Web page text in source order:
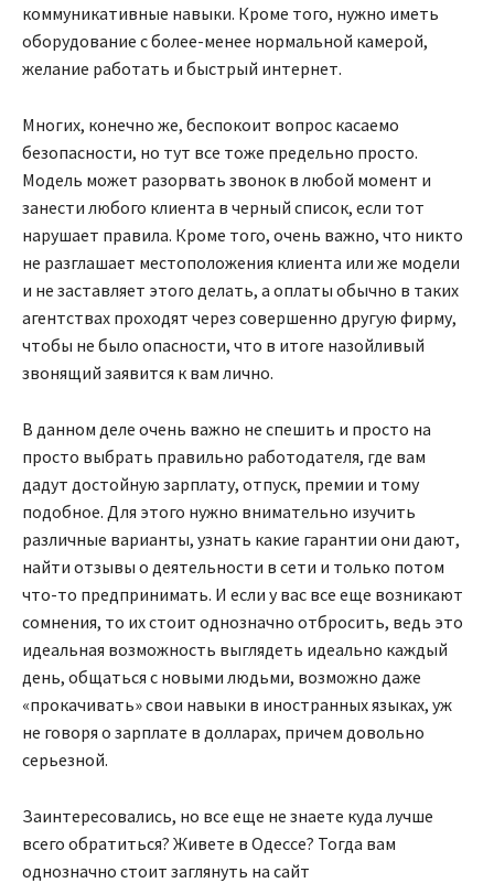
коммуникативные навыки. Кроме того, нужно иметь
оборудование с более-менее нормальной камерой,
желание работать и быстрый интернет.
Многих, конечно же, беспокоит вопрос касаемо
безопасности, но тут все тоже предельно просто.
Модель может разорвать звонок в любой момент и
занести любого клиента в черный список, если тот
нарушает правила. Кроме того, очень важно, что никто
не разглашает местоположения клиента или же модели
и не заставляет этого делать, а оплаты обычно в таких
агентствах проходят через совершенно другую фирму,
чтобы не было опасности, что в итоге назойливый
звонящий заявится к вам лично.
В данном деле очень важно не спешить и просто на
просто выбрать правильно работодателя, где вам
дадут достойную зарплату, отпуск, премии и тому
подобное. Для этого нужно внимательно изучить
различные варианты, узнать какие гарантии они дают,
найти отзывы о деятельности в сети и только потом
что-то предпринимать. И если у вас все еще возникают
сомнения, то их стоит однозначно отбросить, ведь это
идеальная возможность выглядеть идеально каждый
день, общаться с новыми людьми, возможно даже
«прокачивать» свои навыки в иностранных языках, уж
не говоря о зарплате в долларах, причем довольно
серьезной.
Заинтересовались, но все еще не знаете куда лучше
всего обратиться? Живете в Одессе? Тогда вам
однозначно стоит заглянуть на сайт